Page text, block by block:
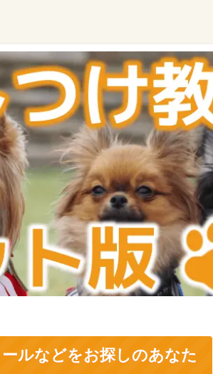
ルなどをお探しのあなた